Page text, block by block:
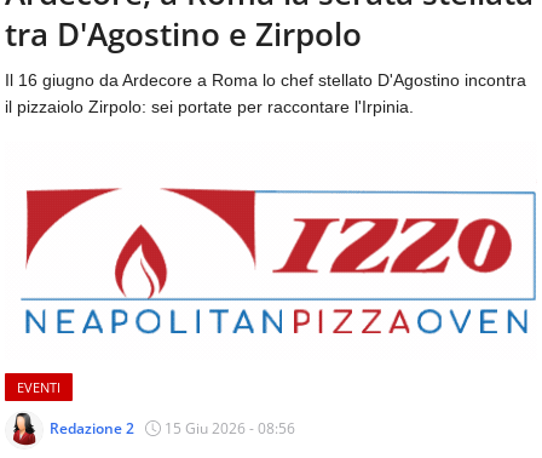
aggiornamenti
quotidiani
temi
come
food
&
beverage,
catering
e
articoli
sul
mondo
dell'alimentazione,
dei
CONTATTI
tra D'Agostino e Zirpolo
Il 16 giugno da Ardecore a Roma lo chef stellato D'Agostino incontra
il pizzaiolo Zirpolo: sei portate per raccontare l'Irpinia.
EVENTI
Redazione 2 15 Giu 2026 - 08:56